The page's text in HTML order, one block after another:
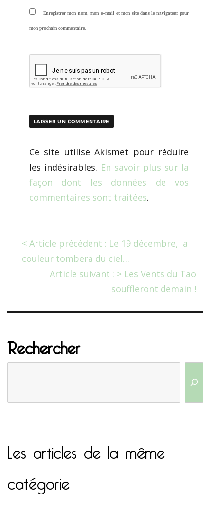
Enregistrer mon nom, mon e-mail et mon site dans le navigateur pour
mon prochain commentaire.
Ce site utilise Akismet pour réduire
les indésirables. En savoir plus sur la
façon dont les données de vos
commentaires sont traitées.
< Article précédent : Le 19 décembre, la
couleur tombera du ciel…
Article suivant : > Les Vents du Tao
souffleront demain !
Rechercher
Les articles de la même
catégorie